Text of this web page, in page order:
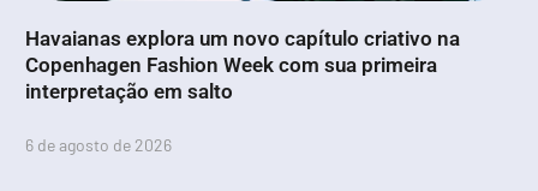
Havaianas explora um novo capítulo criativo na
Copenhagen Fashion Week com sua primeira
interpretação em salto
6 de agosto de 2026